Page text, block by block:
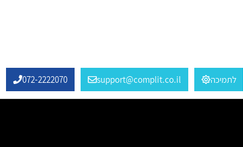
לתמיכה support@complit.co.il
072-2222070